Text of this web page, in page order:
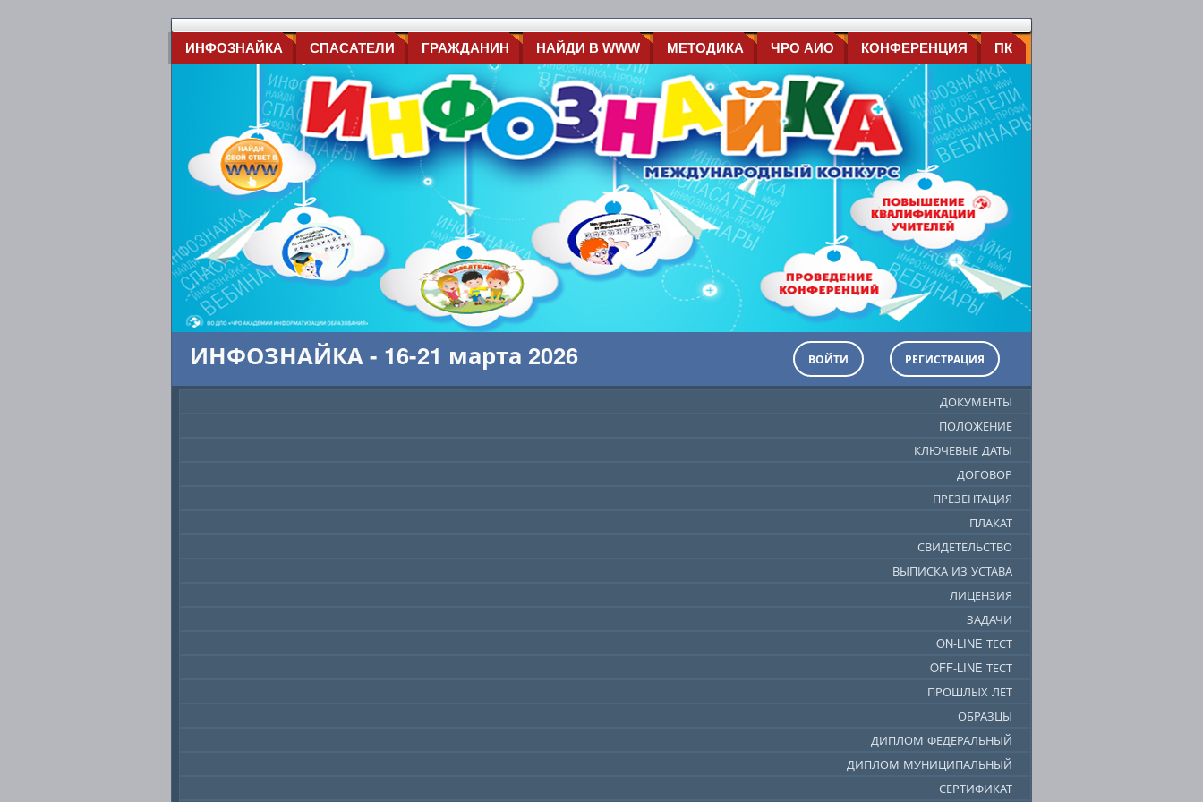
ИНФОЗНАЙКА СПАСАТЕЛИ ГРАЖДАНИН НАЙДИ В WWW МЕТОДИКА ЧРО АИО КОНФЕРЕНЦИЯ ПК
ИНФОЗНАЙКА - 16-21 марта 2026 ВОЙТИ РЕГИСТРАЦИЯ
ДОКУМЕНТЫ
ПОЛОЖЕНИЕ
КЛЮЧЕВЫЕ ДАТЫ
ДОГОВОР
ПРЕЗЕНТАЦИЯ
ПЛАКАТ
СВИДЕТЕЛЬСТВО
ВЫПИСКА ИЗ УСТАВА
ЛИЦЕНЗИЯ
ЗАДАЧИ
ON-LINE ТЕСТ
OFF-LINE ТЕСТ
ПРОШЛЫХ ЛЕТ
ОБРАЗЦЫ
ДИПЛОМ ФЕДЕРАЛЬНЫЙ
ДИПЛОМ МУНИЦИПАЛЬНЫЙ
СЕРТИФИКАТ